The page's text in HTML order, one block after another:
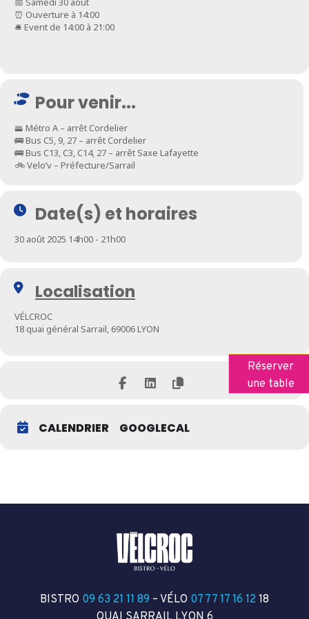
Réserver
une table
⏰ Ouverture à 14:00
🛎️ Event de 14:00 à 21:00
Pour venir...
🚟 Métro A – arrêt Cordelier
🚌 Bus C5, 9, 27 – arrêt Cordelier
🚌 Bus C13, C3, C14, 27 – arrêt Saxe Lafayette
🚲 Velo’v – Préfecture/Sarrail
Date(s) et horaires
30 août 2025 14h00 - 21h00
Localisation
VÉLCROC
18 quai général Sarrail, 69006 LYON
CALENDRIER GOOGLECAL
BISTRO 09 63 21 11 89 – VÉLO 07 77 17 16 12 18